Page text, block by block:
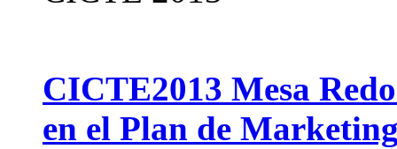
CICTE2013 Mesa
en el Plan de